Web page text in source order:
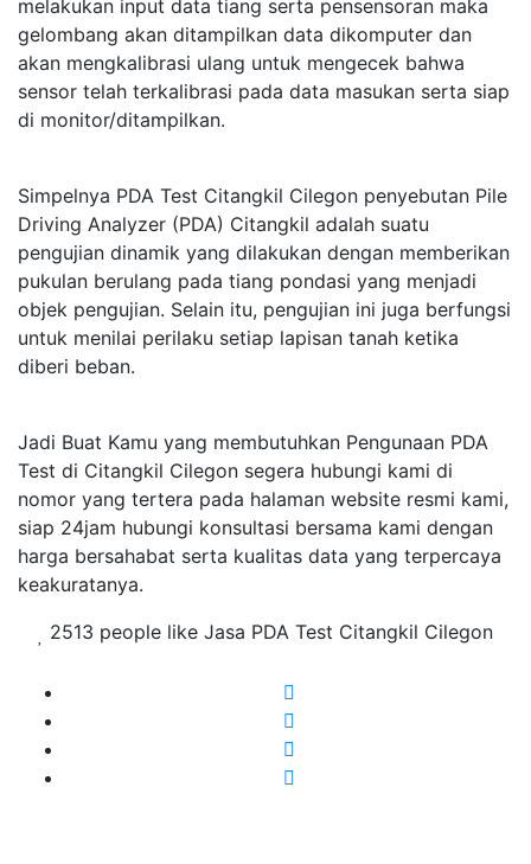
melakukan input data tiang serta pensensoran maka
gelombang akan ditampilkan data dikomputer dan
akan mengkalibrasi ulang untuk mengecek bahwa
sensor telah terkalibrasi pada data masukan serta siap
di monitor/ditampilkan.
Simpelnya PDA Test Citangkil Cilegon penyebutan Pile
Driving Analyzer (PDA) Citangkil adalah suatu
pengujian dinamik yang dilakukan dengan memberikan
pukulan berulang pada tiang pondasi yang menjadi
objek pengujian. Selain itu, pengujian ini juga berfungsi
untuk menilai perilaku setiap lapisan tanah ketika
diberi beban.
Jadi Buat Kamu yang membutuhkan Pengunaan PDA
Test di Citangkil Cilegon segera hubungi kami di
nomor yang tertera pada halaman website resmi kami,
siap 24jam hubungi konsultasi bersama kami dengan
harga bersahabat serta kualitas data yang terpercaya
keakuratanya.
2513 people like Jasa PDA Test Citangkil Cilegon